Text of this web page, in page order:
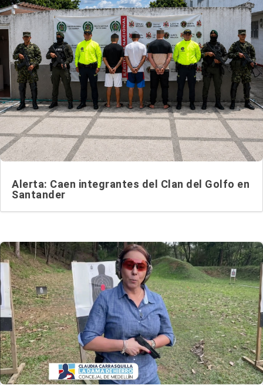
Alerta: Caen integrantes del Clan del Golfo en
Santander